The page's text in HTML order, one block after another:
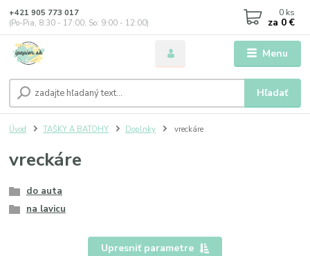
Menu
Hľadať
+421 905 773 017
(Po-Pia, 8:30 - 17:00, So: 9:00 - 12:00)
0 ks
za 0 €
Úvod TAŠKY A BATOHY Doplnky vreckáre
vreckáre
do auta
na lavicu
Upresniť parametre